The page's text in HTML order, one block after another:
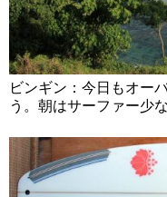
ビンギン：今日もオー
う。朝はサーファー少